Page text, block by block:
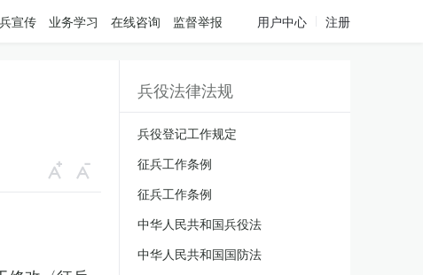
宣传 业务学习 在线咨询 监督举报 用户中心 注册
兵役法律法规
兵役登记工作规定
征兵工作条例
征兵工作条例
中华人民共和国兵役法
中华人民共和国国防法